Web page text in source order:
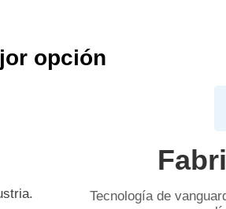
opción
Tecnología de